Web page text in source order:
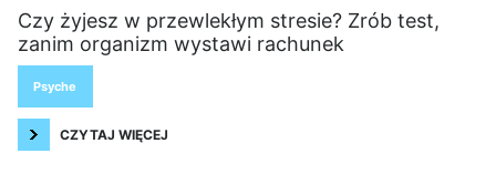
Czy żyjesz w przewlekłym stresie? Zrób test,
zanim organizm wystawi rachunek
Psyche
CZYTAJ WIĘCEJ